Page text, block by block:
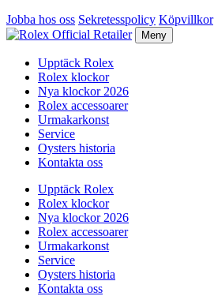
Jobba hos oss Sekretesspolicy Köpvillkor
Meny
Upptäck Rolex
Rolex klockor
Nya klockor 2026
Rolex accessoarer
Urmakarkonst
Service
Oysters historia
Kontakta oss
Upptäck Rolex
Rolex klockor
Nya klockor 2026
Rolex accessoarer
Urmakarkonst
Service
Oysters historia
Kontakta oss